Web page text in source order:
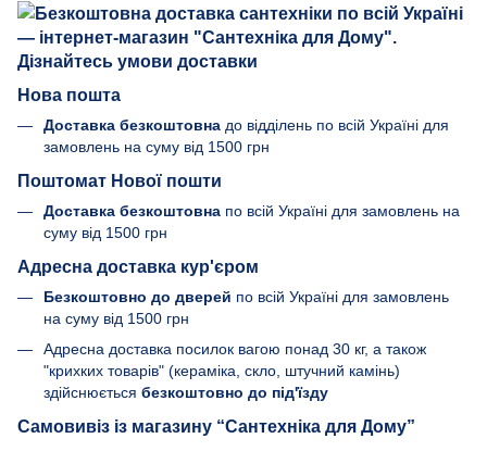
Нова пошта
Доставка безкоштовна до відділень по всій Україні для
замовлень на суму від 1500 грн
Поштомат Нової пошти
Доставка безкоштовна по всій Україні для замовлень на
суму від 1500 грн
Адресна доставка кур'єром
Безкоштовно до дверей по всій Україні для замовлень
на суму від 1500 грн
Адресна доставка посилок вагою понад 30 кг, а також
"крихких товарів" (кераміка, скло, штучний камінь)
здійснюється безкоштовно до під'їзду
Самовивіз із магазину “Сантехніка для Дому”